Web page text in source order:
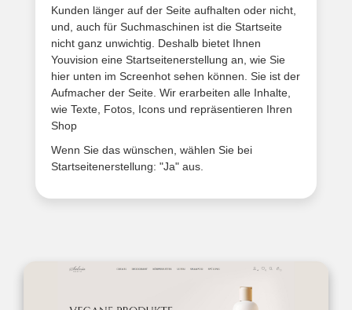
Kunden länger auf der Seite aufhalten oder nicht,
und, auch für Suchmaschinen ist die Startseite
nicht ganz unwichtig. Deshalb bietet Ihnen
Youvision eine Startseitenerstellung an, wie Sie
hier unten im Screenhot sehen können. Sie ist der
Aufmacher der Seite. Wir erarbeiten alle Inhalte,
wie Texte, Fotos, Icons und repräsentieren Ihren
Shop
Wenn Sie das wünschen, wählen Sie bei
Startseitenerstellung: "Ja" aus.